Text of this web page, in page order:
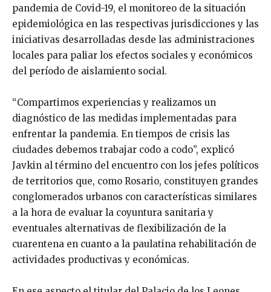
pandemia de Covid-19, el monitoreo de la situación
epidemiológica en las respectivas jurisdicciones y las
iniciativas desarrolladas desde las administraciones
locales para paliar los efectos sociales y económicos
del período de aislamiento social.
“Compartimos experiencias y realizamos un
diagnóstico de las medidas implementadas para
enfrentar la pandemia. En tiempos de crisis las
ciudades debemos trabajar codo a codo”, explicó
Javkin al término del encuentro con los jefes políticos
de territorios que, como Rosario, constituyen grandes
conglomerados urbanos con características similares
a la hora de evaluar la coyuntura sanitaria y
eventuales alternativas de flexibilización de la
cuarentena en cuanto a la paulatina rehabilitación de
actividades productivas y económicas.